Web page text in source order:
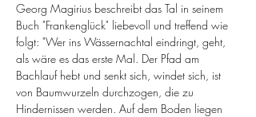
Georg Magirius beschreibt das Tal in seinem
Buch "Frankenglück" liebevoll und treffend wie
folgt: "Wer ins Wässernachtal eindringt, geht,
als wäre es das erste Mal. Der Pfad am
Bachlauf hebt und senkt sich, windet sich, ist
von Baumwurzeln durchzogen, die zu
Hindernissen werden. Auf dem Boden liegen